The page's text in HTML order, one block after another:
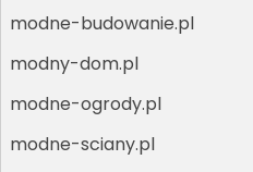
modne-budowanie.pl
modny-dom.pl
modne-ogrody.pl
modne-sciany.pl